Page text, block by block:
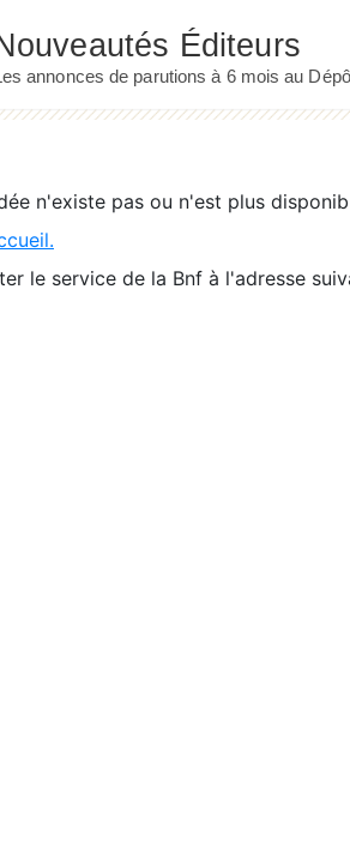
n'existe pas ou n'est plus
le service de la Bnf à l'adresse